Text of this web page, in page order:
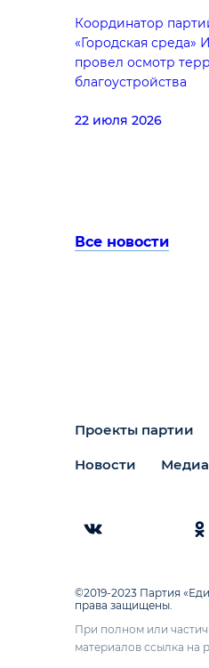
Координатор
«Городская среда»
провел осмотр
благоустройства
22 июля 2026
Все новости
Проекты партии
Новости
©2019-2023 Партия
права защищены.
При полном или
материалов ссылка на